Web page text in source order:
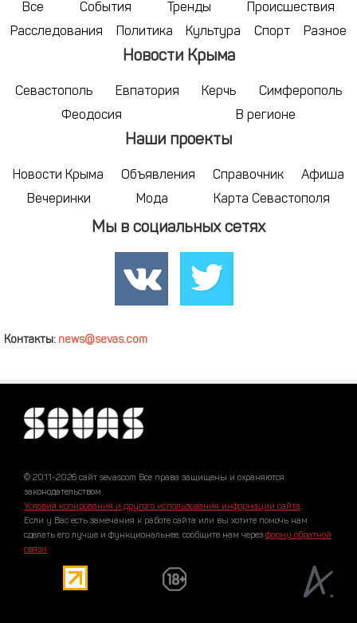
Все События Тренды
Происшествия
Расследования
Политика Культура Спорт Разное
Новости Крыма
Севастополь Евпатория Керчь
Симферополь
Феодосия
В регионе
Наши проекты
Новости Крыма Объявления Справочник
Афиша
Вечеринки
Мода Карта Севастополя
Мы в социальных сетях
Контакты: news@sevas.com
© 2011-2026 сайт sevascom Все права защищены и охраняются
законодательством.
Условия копирования и другого использования информации сайта.
Если у Вас есть замечания к работе сайта или вы хотите помочь нам
сделать его лучше и функциональнее, сообщите нам через форму обратной
связи